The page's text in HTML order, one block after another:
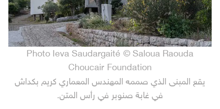
Photo Ieva Saudargaité © Saloua Raouda
Choucair Foundation
يقع المبنى الذي صممه المهندس المعماري كريم بكداش
في غابة صنوبر في رأس المتن.